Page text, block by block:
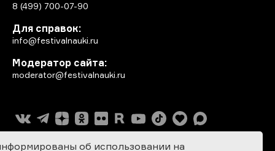
8 (499) 700-07-90
Для справок:
info@festivalnauki.ru
Модератор сайта:
moderator@festivalnauki.ru
об использовании на